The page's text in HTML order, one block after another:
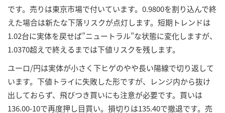
です。売りは東京市場で付いています。0.9800を割り込んで終
えた場合は新たな下落リスクが点灯します。短期トレンドは
1.02台に実体を戻せば”ニュートラル”な状態に変化しますが、
1.0370超えで終えるまでは下値リスクを残します。
ユーロ/円は実体が小さく下ヒゲのやや長い陽線で切り返して
います。下値トライに失敗した形ですが、レンジ内から抜け
出しておらず、飛びつき買いにも注意が必要です。買いは
136.00-10で再度押し目買い。損切りは135.40で撤退です。売